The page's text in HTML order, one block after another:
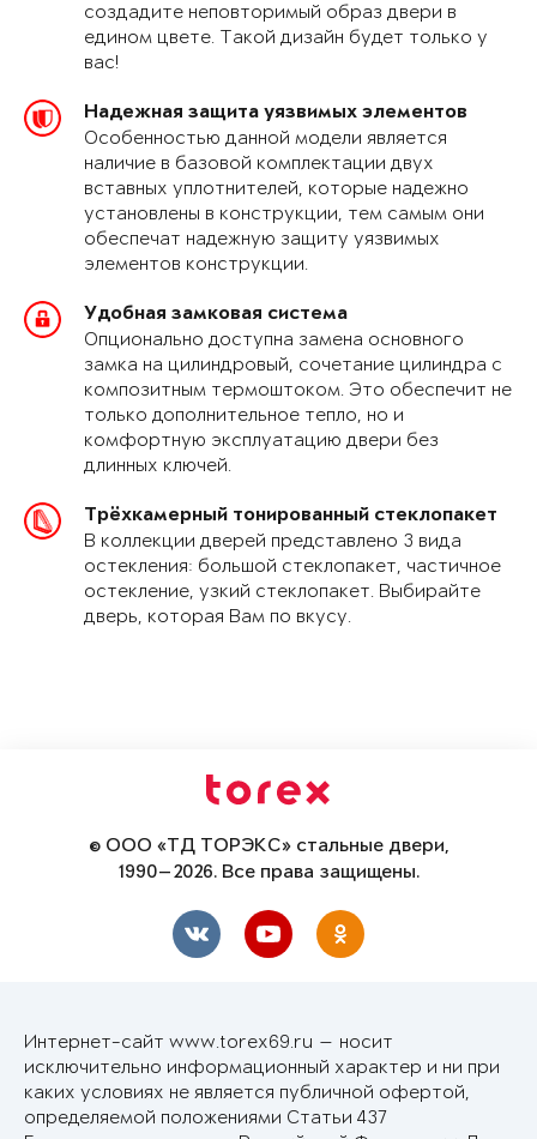
создадите неповторимый образ двери в
едином цвете. Такой дизайн будет только у
вас!
Надежная защита уязвимых элементов
Особенностью данной модели является
наличие в базовой комплектации двух
вставных уплотнителей, которые надежно
установлены в конструкции, тем самым они
обеспечат надежную защиту уязвимых
элементов конструкции.
Удобная замковая система
Опционально доступна замена основного
замка на цилиндровый, сочетание цилиндра с
композитным термоштоком. Это обеспечит не
только дополнительное тепло, но и
комфортную эксплуатацию двери без
длинных ключей.
Трёхкамерный тонированный стеклопакет
В коллекции дверей представлено 3 вида
остекления: большой стеклопакет, частичное
остекление, узкий стеклопакет. Выбирайте
дверь, которая Вам по вкусу.
© ООО «ТД ТОРЭКС» стальные двери,
1990—2026. Все права защищены.
Интернет-сайт www.torex69.ru — носит
исключительно информационный характер и ни при
каких условиях не является публичной офертой,
определяемой положениями Статьи 437